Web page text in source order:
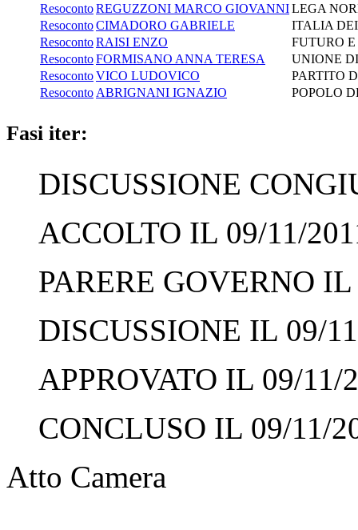
ResocontoREGUZZONI MARCO GIOVANNILEGA
ResocontoCIMADORO GABRIELE
ITALIA
ResocontoRAISI ENZO
FUTURO
ResocontoFORMISANO ANNA TERESA
UNIONE
ResocontoVICO LUDOVICO
PARTITO
Resoconto ABRIGNANI IGNAZIO POPOLO
Fasi iter:
DISCUSSIONE
ACCOLTO IL 09/11/
PARERE GOVERNO
DISCUSSIONE IL 09/
APPROVATO IL 09/11/
CONCLUSO IL 09/11/
Atto Camera